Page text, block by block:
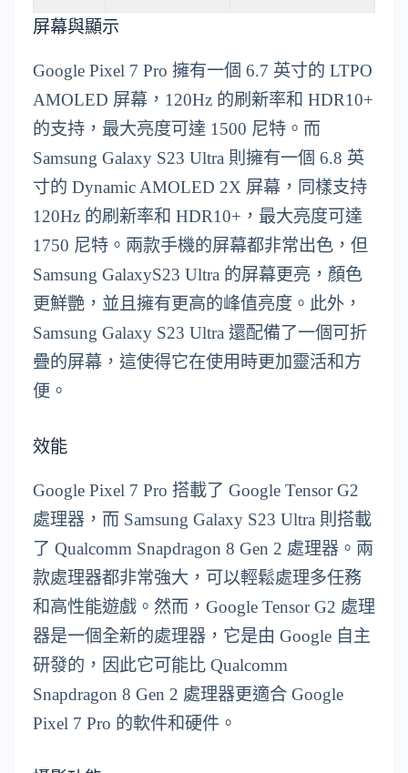
屏幕與顯示
Google Pixel 7 Pro 擁有一個 6.7 英寸的 LTPO
AMOLED 屏幕，120Hz 的刷新率和 HDR10+
的支持，最大亮度可達 1500 尼特。而
Samsung Galaxy S23 Ultra 則擁有一個 6.8 英
寸的 Dynamic AMOLED 2X 屏幕，同樣支持
120Hz 的刷新率和 HDR10+，最大亮度可達
1750 尼特。兩款手機的屏幕都非常出色，但
Samsung GalaxyS23 Ultra 的屏幕更亮，顏色
更鮮艷，並且擁有更高的峰值亮度。此外，
Samsung Galaxy S23 Ultra 還配備了一個可折
疊的屏幕，這使得它在使用時更加靈活和方
便。
效能
Google Pixel 7 Pro 搭載了 Google Tensor G2
處理器，而 Samsung Galaxy S23 Ultra 則搭載
了 Qualcomm Snapdragon 8 Gen 2 處理器。兩
款處理器都非常強大，可以輕鬆處理多任務
和高性能遊戲。然而，Google Tensor G2 處理
器是一個全新的處理器，它是由 Google 自主
研發的，因此它可能比 Qualcomm
Snapdragon 8 Gen 2 處理器更適合 Google
Pixel 7 Pro 的軟件和硬件。